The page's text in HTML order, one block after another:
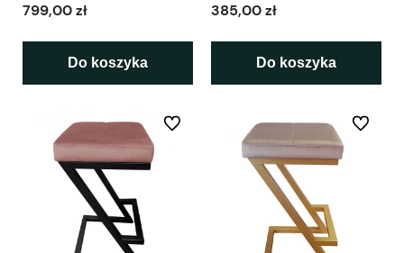
799,00 zł
Do koszyka
385,00 zł
Do koszyka
Do ulubionych Do